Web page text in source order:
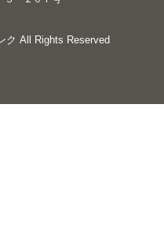
ク All Rights Reserved